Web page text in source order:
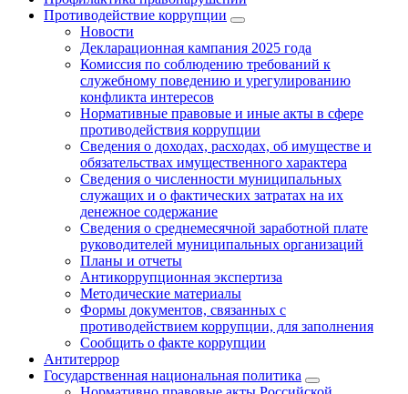
Противодействие коррупции
Новости
Декларационная кампания 2025 года
Комиссия по соблюдению требований к
служебному поведению и урегулированию
конфликта интересов
Нормативные правовые и иные акты в сфере
противодействия коррупции
Сведения о доходах, расходах, об имуществе и
обязательствах имущественного характера
Сведения о численности муниципальных
служащих и о фактических затратах на их
денежное содержание
Сведения о среднемесячной заработной плате
руководителей муниципальных организаций
Планы и отчеты
Антикоррупционная экспертиза
Методические материалы
Формы документов, связанных с
противодействием коррупции, для заполнения
Сообщить о факте коррупции
Антитеррор
Государственная национальная политика